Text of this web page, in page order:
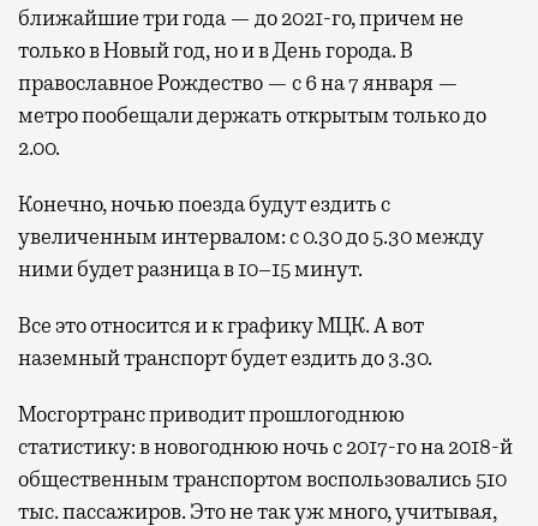
ближайшие три года — до 2021-го, причем не
только в Новый год, но и в День города. В
православное Рождество — с 6 на 7 января —
метро пообещали держать открытым только до
2.00.
Конечно, ночью поезда будут ездить с
увеличенным интервалом: с 0.30 до 5.30 между
ними будет разница в 10–15 минут.
Все это относится и к графику МЦК. А вот
наземный транспорт будет ездить до 3.30.
Мосгортранс приводит прошлогоднюю
статистику: в новогоднюю ночь с 2017-го на 2018-й
общественным транспортом воспользовались 510
тыс. пассажиров. Это не так уж много, учитывая,